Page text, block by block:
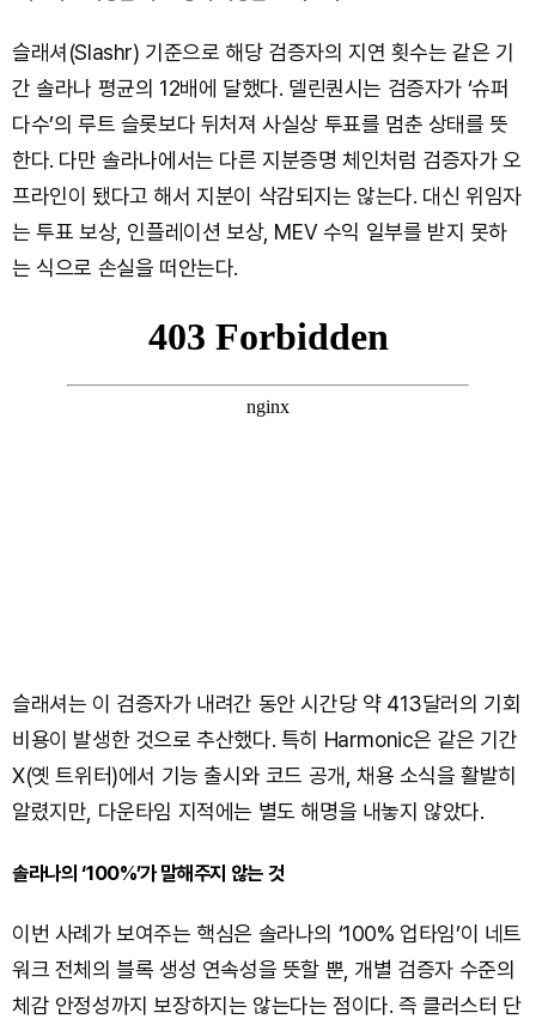
슬래셔(Slashr) 기준으로 해당 검증자의 지연 횟수는 같은 기
간 솔라나 평균의 12배에 달했다. 델린퀀시는 검증자가 ‘슈퍼
다수’의 루트 슬롯보다 뒤처져 사실상 투표를 멈춘 상태를 뜻
한다. 다만 솔라나에서는 다른 지분증명 체인처럼 검증자가 오
프라인이 됐다고 해서 지분이 삭감되지는 않는다. 대신 위임자
는 투표 보상, 인플레이션 보상, MEV 수익 일부를 받지 못하
는 식으로 손실을 떠안는다.
슬래셔는 이 검증자가 내려간 동안 시간당 약 413달러의 기회
비용이 발생한 것으로 추산했다. 특히 Harmonic은 같은 기간
X(옛 트위터)에서 기능 출시와 코드 공개, 채용 소식을 활발히
알렸지만, 다운타임 지적에는 별도 해명을 내놓지 않았다.
솔라나의 ‘100%’가 말해주지 않는 것
이번 사례가 보여주는 핵심은 솔라나의 ‘100% 업타임’이 네트
워크 전체의 블록 생성 연속성을 뜻할 뿐, 개별 검증자 수준의
체감 안정성까지 보장하지는 않는다는 점이다. 즉 클러스터 단